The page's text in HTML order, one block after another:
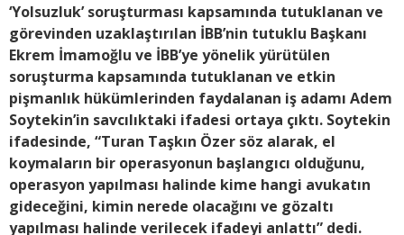
‘Yolsuzluk’ soruşturması kapsamında tutuklanan ve
görevinden uzaklaştırılan İBB’nin tutuklu Başkanı
Ekrem İmamoğlu ve İBB’ye yönelik yürütülen
soruşturma kapsamında tutuklanan ve etkin
pişmanlık hükümlerinden faydalanan iş adamı Adem
Soytekin’in savcılıktaki ifadesi ortaya çıktı. Soytekin
ifadesinde, “Turan Taşkın Özer söz alarak, el
koymaların bir operasyonun başlangıcı olduğunu,
operasyon yapılması halinde kime hangi avukatın
gideceğini, kimin nerede olacağını ve gözaltı
yapılması halinde verilecek ifadeyi anlattı” dedi.